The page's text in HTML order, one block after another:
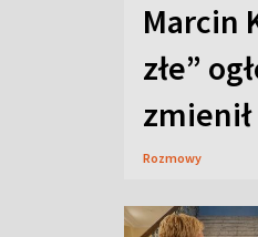
Marcin
złe”
Rozmowy